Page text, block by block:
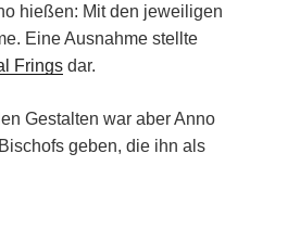
hießen: Mit den jeweiligen
Eine Ausnahme stellte
Frings dar.
Gestalten war aber Anno
geben, die ihn als